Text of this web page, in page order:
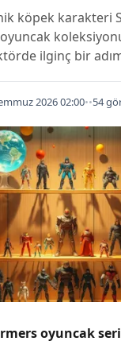
köpek karakteri
ilginç bir
2026 02:00••54
oyuncak